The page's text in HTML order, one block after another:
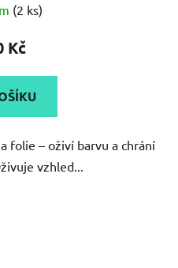
hodnocení
produktu
5,0
z
hvězdiček.
(2 ks)
Kč
folie – oživí barvu a chrání
vzhled...